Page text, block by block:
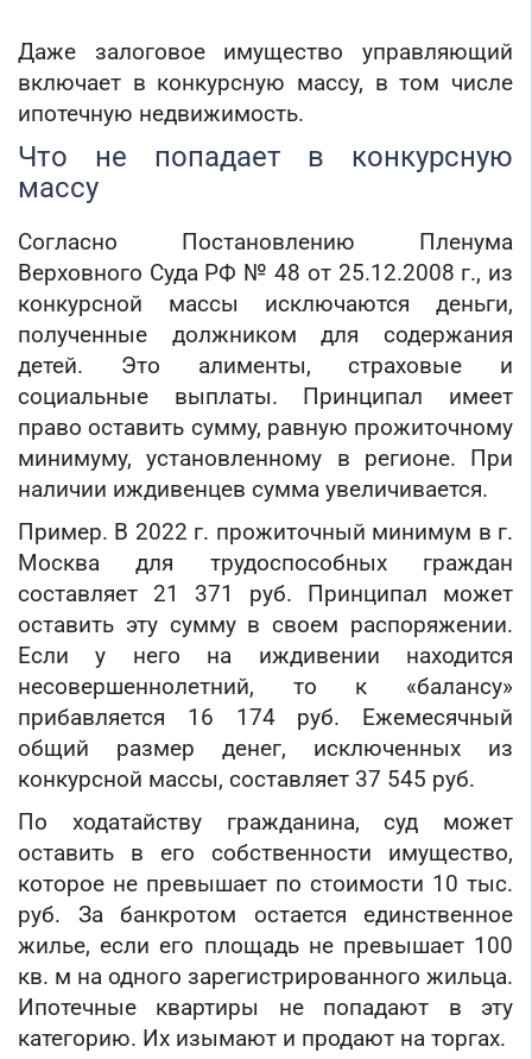
Даже залоговое имущество управляющий
включает в конкурсную массу, в том числе
ипотечную недвижимость.
Что не попадает в конкурсную
массу
Согласно Постановлению Пленума
Верховного Суда РФ № 48 от 25.12.2008 г., из
конкурсной массы исключаются деньги,
полученные должником для содержания
детей. Это алименты, страховые и
социальные выплаты. Принципал имеет
право оставить сумму, равную прожиточному
минимуму, установленному в регионе. При
наличии иждивенцев сумма увеличивается.
Пример. В 2022 г. прожиточный минимум в г.
Москва для трудоспособных граждан
составляет 21 371 руб. Принципал может
оставить эту сумму в своем распоряжении.
Если у него на иждивении находится
несовершеннолетний, то к «балансу»
прибавляется 16 174 руб. Ежемесячный
общий размер денег, исключенных из
конкурсной массы, составляет 37 545 руб.
По ходатайству гражданина, суд может
оставить в его собственности имущество,
которое не превышает по стоимости 10 тыс.
руб. За банкротом остается единственное
жилье, если его площадь не превышает 100
кв. м на одного зарегистрированного жильца.
Ипотечные квартиры не попадают в эту
категорию. Их изымают и продают на торгах.